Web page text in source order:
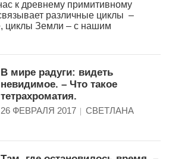
к древнему примитивному
различные циклы –
циклы Земли – с нашим
В мире радуги: видеть
невидимое. – Что такое
тетрахроматия.
26 ФЕВРАЛЯ 2017 СВЕТЛАНА